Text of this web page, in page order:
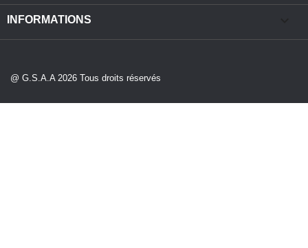
INFORMATIONS
@ G.S.A.A 2026 Tous droits réservés